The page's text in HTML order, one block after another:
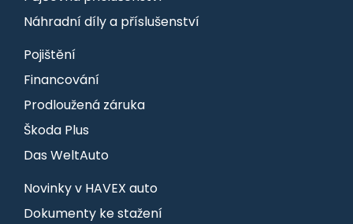
Náhradní díly a příslušenství
Pojištění
Financování
Prodloužená záruka
Škoda Plus
Das WeltAuto
Novinky v HAVEX auto
Dokumenty ke stažení